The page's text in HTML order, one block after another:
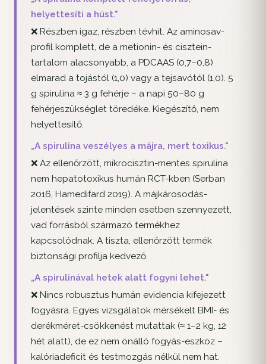
helyettesíti a húst."
❌ Részben igaz, részben tévhit. Az aminosav-
profil komplett, de a metionin- és cisztein-
tartalom alacsonyabb, a PDCAAS (0,7–0,8)
elmarad a tojástól (1,0) vagy a tejsavótól (1,0). 5
g spirulina ≈ 3 g fehérje – a napi 50–80 g
fehérjeszükséglet töredéke. Kiegészítő, nem
helyettesítő.
„A spirulina veszélyes a májra, mert toxikus."
❌ Az ellenőrzött, mikrocisztin-mentes spirulina
nem hepatotoxikus humán RCT-kben (Serban
2016, Hamedifard 2019). A májkárosodás-
jelentések szinte minden esetben szennyezett,
vad forrásból származó termékhez
kapcsolódnak. A tiszta, ellenőrzött termék
biztonsági profilja kedvező.
„A spirulinával hetek alatt fogyni lehet."
❌ Nincs robusztus humán evidencia kifejezett
fogyásra. Egyes vizsgálatok mérsékelt BMI- és
derékméret-csökkenést mutattak (≈ 1–2 kg, 12
hét alatt), de ez nem önálló fogyás-eszköz –
kalóriadeficit és testmozgás nélkül nem hat.